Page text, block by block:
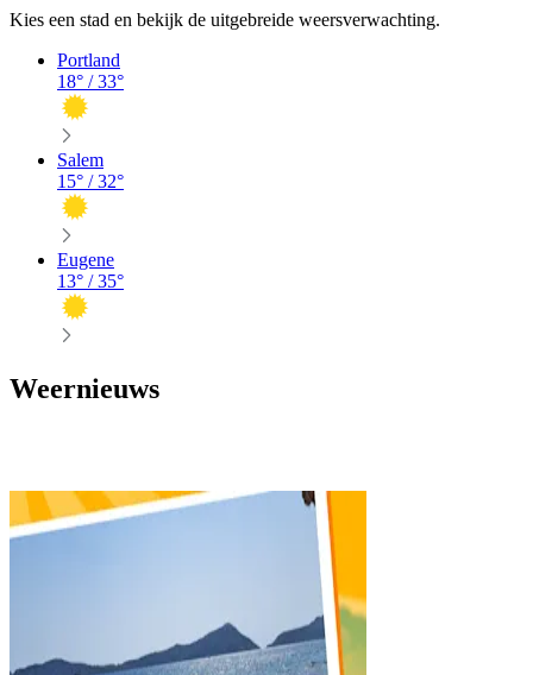
Kies een stad en bekijk de uitgebreide weersverwachting.
Portland
18° /33°
Salem
15° /32°
Eugene
13° /35°
Weernieuws